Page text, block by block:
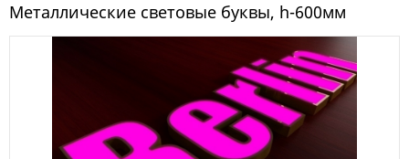
Металлические световые буквы, h-600мм